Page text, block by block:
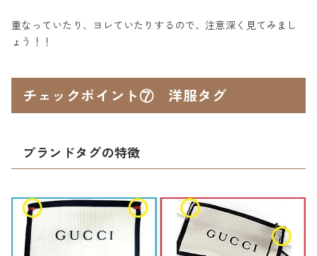
重なっていたり、ヨレていたりするので、注意深く見てみまし
ょう！！
チェックポイント⑦ 洋服タグ
ブランドタグの特徴